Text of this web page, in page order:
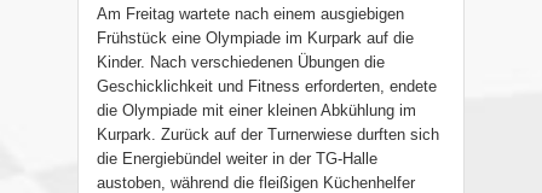
Am Freitag wartete nach einem ausgiebigen
Frühstück eine Olympiade im Kurpark auf die
Kinder. Nach verschiedenen Übungen die
Geschicklichkeit und Fitness erforderten, endete
die Olympiade mit einer kleinen Abkühlung im
Kurpark. Zurück auf der Turnerwiese durften sich
die Energiebündel weiter in der TG-Halle
austoben, während die fleißigen Küchenhelfer